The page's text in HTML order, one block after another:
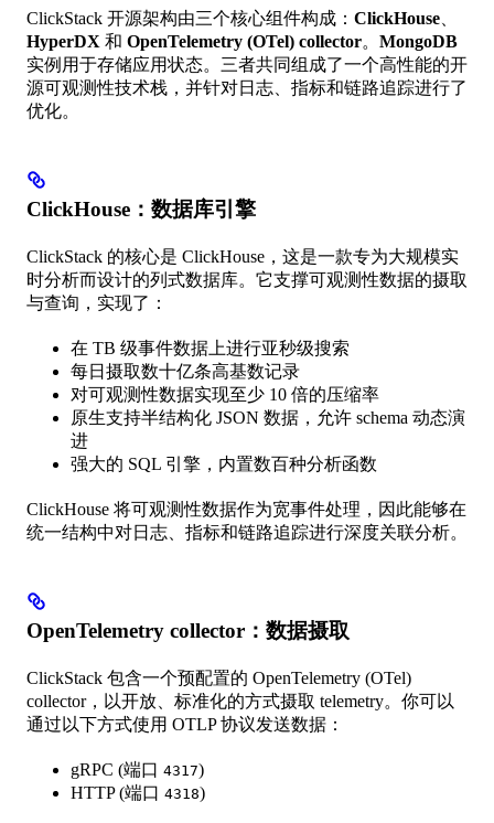
ClickStack 开源架构由三个核心组件构成： ClickHouse
HyperDX 和 OpenTelemetry (OTel) collector。 MongoDB
实例用于存储应用状态。三者共同组成了一个高性能的开
源可观测性技术栈，并针对日志、指标和链路追踪进行了
优化。
ClickHouse：数据库引擎
ClickStack 的核心是 ClickHouse，这是一款专为大规模实
时分析而设计的列式数据库。它支撑可观测性数据的摄取
与查询，实现了：
在 TB 级事件数据上进行亚秒级搜索
每日摄取数十亿条高基数记录
对可观测性数据实现至少 10 倍的压缩率
原生支持半结构化 JSON 数据，允许 schema 动态演
进
强大的 SQL 引擎，内置数百种分析函数
ClickHouse 将可观测性数据作为宽事件处理，因此能够在
统一结构中对日志、指标和链路追踪进行深度关联分析。
OpenTelemetry collector：数据摄取
ClickStack 包含一个预配置的 OpenTelemetry (OTel)
collector，以开放、标准化的方式摄取 telemetry。你可以
通过以下方式使用 OTLP 协议发送数据：
gRPC (端口 4317)
HTTP (端口 4318)